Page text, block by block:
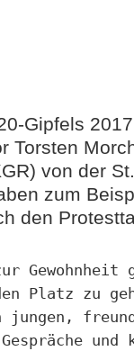
Gipfels
Torsten
von der
zum
den
Platz zu
jungen,
und